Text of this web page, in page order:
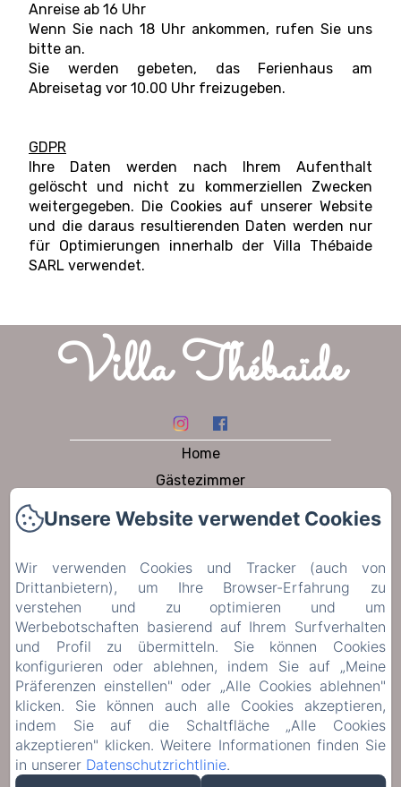
Anreise ab 16 Uhr
Wenn Sie nach 18 Uhr ankommen, rufen Sie uns
bitte an.
Sie werden gebeten, das Ferienhaus am
Abreisetag vor 10.00 Uhr freizugeben.
GDPR
Ihre Daten werden nach Ihrem Aufenthalt
gelöscht und nicht zu kommerziellen Zwecken
weitergegeben. Die Cookies auf unserer Website
und die daraus resultierenden Daten werden nur
für Optimierungen innerhalb der Villa Thébaide
SARL verwendet.
Villa Thébaïde
Home
Gästezimmer
Ferienhaus
garten und schwimmbad
Zu besuchen
Contact
Datenschutzerklärung
Rechtliche Informationen
Cookie-Informationen
Verkaufsbedingungen
Unsere Website verwendet Cookies
Wir verwenden Cookies und Tracker (auch von
Drittanbietern), um Ihre Browser-Erfahrung zu
verstehen und zu optimieren und um
Werbebotschaften basierend auf Ihrem Surfverhalten
und Profil zu übermitteln. Sie können Cookies
konfigurieren oder ablehnen, indem Sie auf „Meine
Präferenzen einstellen" oder „Alle Cookies ablehnen"
klicken. Sie können auch alle Cookies akzeptieren,
indem Sie auf die Schaltfläche „Alle Cookies
akzeptieren" klicken. Weitere Informationen finden Sie
in unserer Datenschutzrichtlinie.